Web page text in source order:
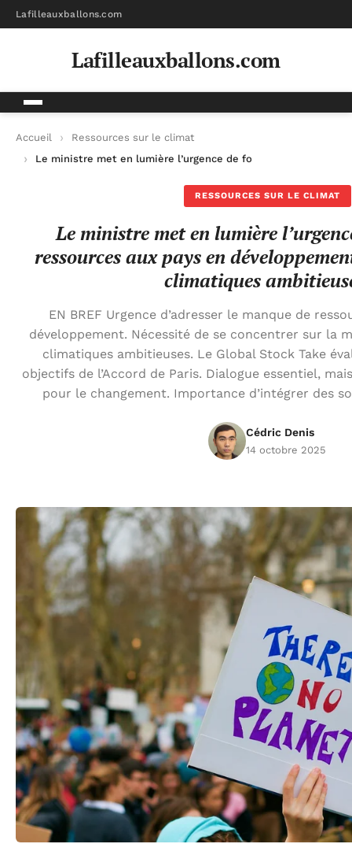
Lafilleauxballons.com
Lafilleauxballons.com
Accueil
Ressources sur le climat
Le ministre met en lumière l’urgence de fournir des
RESSOURCES SUR LE CLIMAT
Le ministre met en lumière
ressources aux pays en
climatiques
EN BREF Urgence d’adresser le manque de
développement. Nécessité de se concentrer sur la
climatiques ambitieuses. Le Global Stock Take
objectifs de l’Accord de Paris. Dialogue essentiel,
pour le changement. Importance d’intégrer des
Cédric Denis
14 octobre 2025